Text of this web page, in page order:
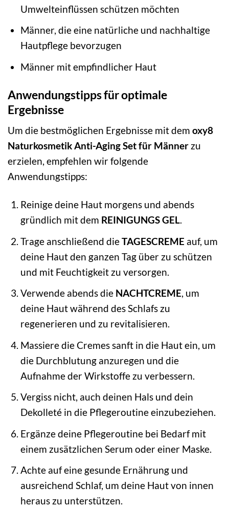
Umwelteinflüssen schützen möchten
Männer, die eine natürliche und nachhaltige
Hautpflege bevorzugen
Männer mit empfindlicher Haut
Anwendungstipps für optimale
Ergebnisse
Um die bestmöglichen Ergebnisse mit dem oxy8
Naturkosmetik Anti-Aging Set für Männer zu
erzielen, empfehlen wir folgende
Anwendungstipps:
Reinige deine Haut morgens und abends
gründlich mit dem REINIGUNGS GEL.
Trage anschließend dieTAGESCREME auf, um
deine Haut den ganzen Tag über zu schützen
und mit Feuchtigkeit zu versorgen.
Verwende abends die NACHTCREME, um
deine Haut während des Schlafs zu
regenerieren und zu revitalisieren.
Massiere die Cremes sanft in die Haut ein, um
die Durchblutung anzuregen und die
Aufnahme der Wirkstoffe zu verbessern.
Vergiss nicht, auch deinen Hals und dein
Dekolleté in die Pflegeroutine einzubeziehen.
Ergänze deine Pflegeroutine bei Bedarf mit
einem zusätzlichen Serum oder einer Maske.
Achte auf eine gesunde Ernährung und
ausreichend Schlaf, um deine Haut von innen
heraus zu unterstützen.